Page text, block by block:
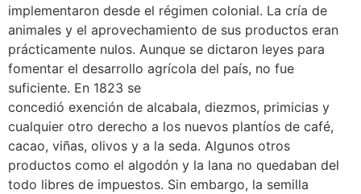
implementaron desde el régimen colonial. La cría de
animales y el aprovechamiento de sus productos eran
prácticamente nulos. Aunque se dictaron leyes para
fomentar el desarrollo agrícola del país, no fue
suficiente. En 1823 se
concedió exención de alcabala, diezmos, primicias y
cualquier otro derecho a los nuevos plantíos de café,
cacao, viñas, olivos y a la seda. Algunos otros
productos como el algodón y la lana no quedaban del
todo libres de impuestos. Sin embargo, la semilla